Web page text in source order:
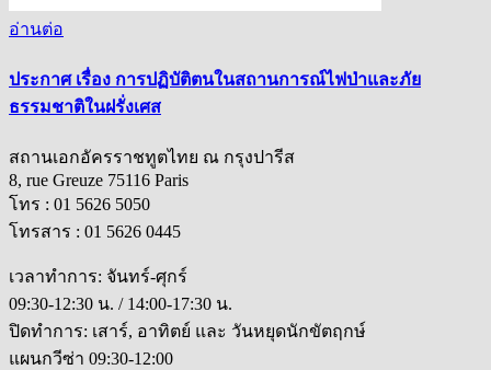
อ่านต่อ
ประกาศ เรื่อง การปฏิบัติตนในสถานการณ์ไฟป่าและภัย
ธรรมชาติในฝรั่งเศส
สถานเอกอัครราชทูตไทย ณ กรุงปารีส
8, rue Greuze 75116 Paris
โทร : 01 5626 5050
โทรสาร : 01 5626 0445
เวลาทำการ: จันทร์-ศุกร์
09:30-12:30 น. / 14:00-17:30 น.
ปิดทำการ: เสาร์, อาทิตย์ และ วันหยุดนักขัตฤกษ์
แผนกวีซ่า 09:30-12:00